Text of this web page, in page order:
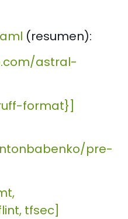
(resumen):
astral-
format}]
pre-
tfsec]